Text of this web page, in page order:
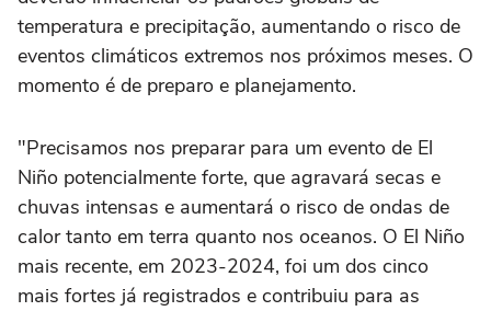
temperatura e precipitação, aumentando o risco de
eventos climáticos extremos nos próximos meses. O
momento é de preparo e planejamento.
"Precisamos nos preparar para um evento de El
Niño potencialmente forte, que agravará secas e
chuvas intensas e aumentará o risco de ondas de
calor tanto em terra quanto nos oceanos. O El Niño
mais recente, em 2023-2024, foi um dos cinco
mais fortes já registrados e contribuiu para as